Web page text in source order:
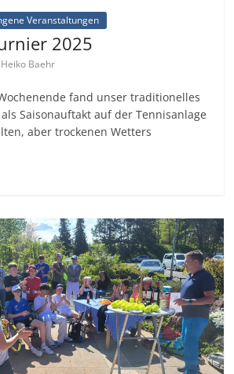
Veranstaltungen
2025
Heiko Baehr
fand unser traditionelles
Saisonauftakt auf der Tennisanlage
aber trockenen Wetters